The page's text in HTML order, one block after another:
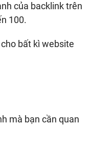
của backlink trên
100.
mà bạn cần quan